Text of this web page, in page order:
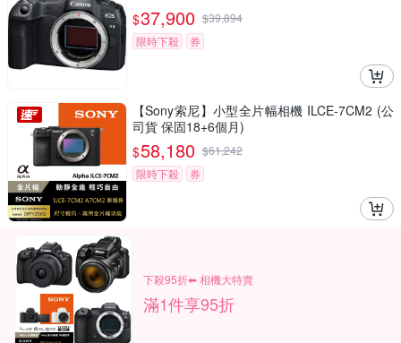
$37,900 $39,894
限時下殺
券
【Sony索尼】小型全片幅相機 ILCE-7CM2 (公
司貨 保固18+6個月)
$58,180 $61,242
限時下殺
券
下殺95折⬅︎ 相機大特賣
滿1件享95折